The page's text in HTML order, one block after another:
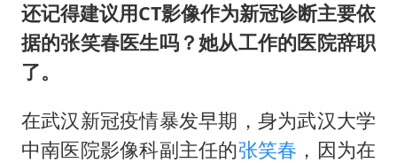
王艺迪无缘横滨赛决赛
泰国：高度重视中国游客旅游体验
《龙餐馆》 冲奖
蒯曼挺进WTT横滨冠军赛女单四强
还记得建议用CT影像作为新冠诊断主要依
据的张笑春医生吗？她从工作的医院辞职
了。
在武汉新冠疫情暴发早期，身为武汉大学
中南医院影像科副主任的张笑春 ，因为在